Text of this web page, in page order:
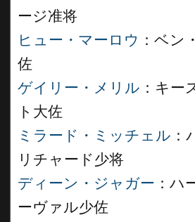
ージ准将
ヒュー・マーロウ ：ベン
佐
ゲイリー・メリル ：キー
ト大佐
ミラード・ミッチェル ：
リチャード少将
ディーン・ジャガー ：ハ
ーヴァル少佐